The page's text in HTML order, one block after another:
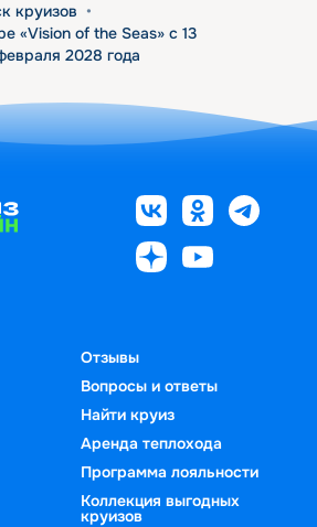
круизов •
«Vision of the Seas» с 13
2028 года
Отзывы
Вопросы и ответы
Найти круиз
Аренда теплохода
Программа лояльности
Коллекция выгодных
круизов